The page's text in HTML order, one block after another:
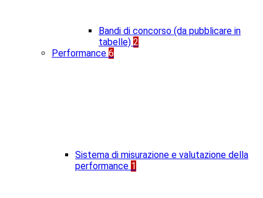
Bandi di concorso (da pubblicare in
tabelle) 2
Performance 6
Sistema di misurazione e valutazione della
performance 1